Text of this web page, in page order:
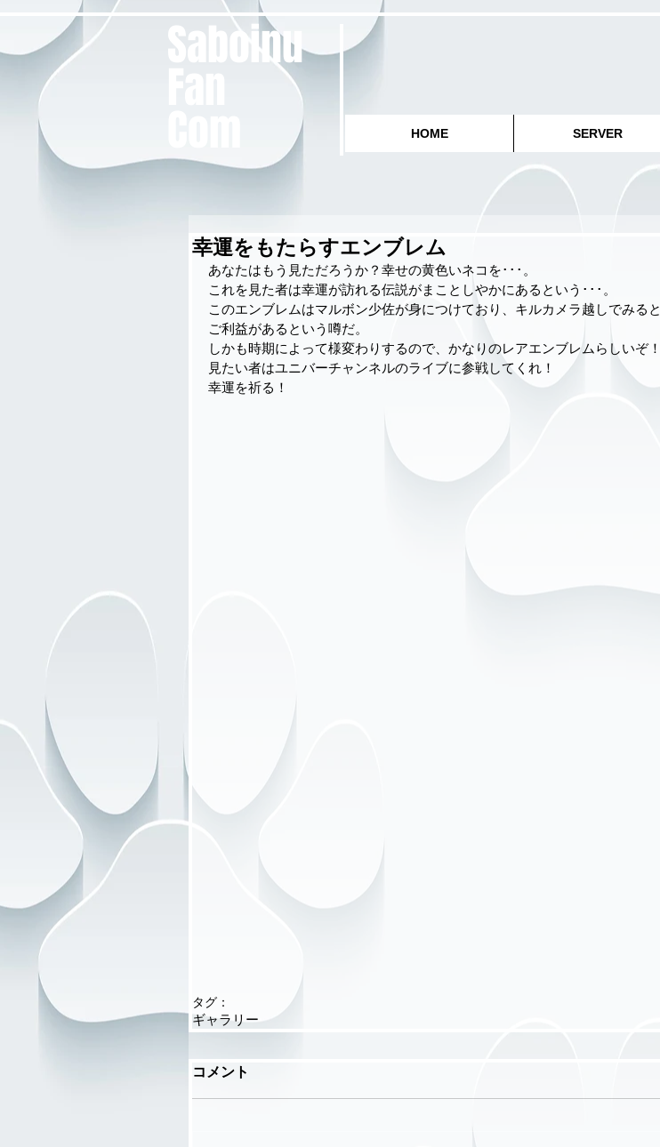
Saboinu
HOME SERVER
幸運をもたらすエンブレム
あなたはもう見ただろうか？幸せの黄色いネコを･･･。
これを見た者は幸運が訪れる伝説がまことしやかにあるという･･･。
このエンブレムはマルボン少佐が身につけており、キルカメラ越しでみると
ご利益があるという噂だ。
しかも時期によって様変わりするので、かなりのレアエンブレムらしいぞ！
見たい者はユニバーチャンネルのライブに参戦してくれ！
幸運を祈る！
タグ：
ギャラリー
コメント